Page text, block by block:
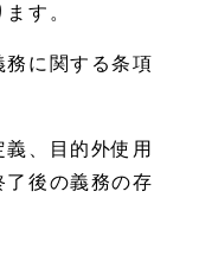
す。
務に関する条項
、目的外使用
後の義務の存